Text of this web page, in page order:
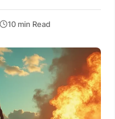
10 min Read